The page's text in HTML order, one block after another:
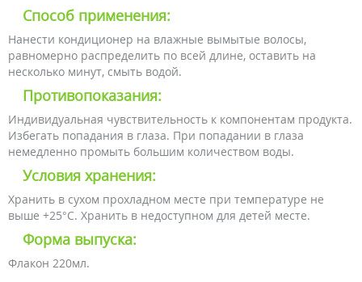
Способ применения:
Нанести кондиционер на влажные вымытые волосы,
равномерно распределить по всей длине, оставить на
несколько минут, смыть водой.
Противопоказания:
Индивидуальная чувствительность к компонентам продукта.
Избегать попадания в глаза. При попадании в глаза
немедленно промыть большим количеством воды.
Условия хранения:
Хранить в сухом прохладном месте при температуре не
выше +25°C. Хранить в недоступном для детей месте.
Форма выпуска:
Флакон 220мл.